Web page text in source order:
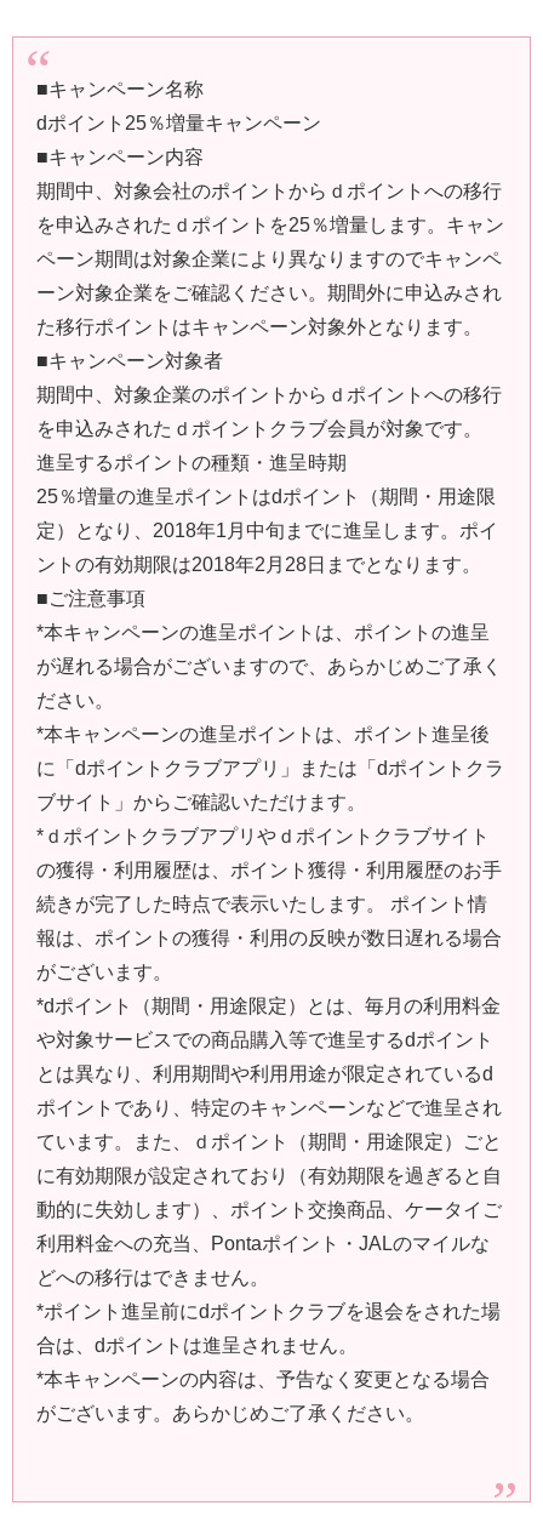
■キャンペーン名称
dポイント25％増量キャンペーン
■キャンペーン内容
期間中、対象会社のポイントからｄポイントへの移行
を申込みされたｄポイントを25％増量します。キャン
ペーン期間は対象企業により異なりますのでキャンペ
ーン対象企業をご確認ください。期間外に申込みされ
た移行ポイントはキャンペーン対象外となります。
■キャンペーン対象者
期間中、対象企業のポイントからｄポイントへの移行
を申込みされたｄポイントクラブ会員が対象です。
進呈するポイントの種類・進呈時期
25％増量の進呈ポイントはdポイント（期間・用途限
定）となり、2018年1月中旬までに進呈します。ポイ
ントの有効期限は2018年2月28日までとなります。
■ご注意事項
*本キャンペーンの進呈ポイントは、ポイントの進呈
が遅れる場合がございますので、あらかじめご了承く
ださい。
*本キャンペーンの進呈ポイントは、ポイント進呈後
に「dポイントクラブアプリ」または「dポイントクラ
ブサイト」からご確認いただけます。
*ｄポイントクラブアプリやｄポイントクラブサイト
の獲得・利用履歴は、ポイント獲得・利用履歴のお手
続きが完了した時点で表示いたします。 ポイント情
報は、ポイントの獲得・利用の反映が数日遅れる場合
がございます。
*dポイント（期間・用途限定）とは、毎月の利用料金
や対象サービスでの商品購入等で進呈するdポイント
とは異なり、利用期間や利用用途が限定されているd
ポイントであり、特定のキャンペーンなどで進呈され
ています。また、ｄポイント（期間・用途限定）ごと
に有効期限が設定されており（有効期限を過ぎると自
動的に失効します）、ポイント交換商品、ケータイご
利用料金への充当、Pontaポイント・JALのマイルな
どへの移行はできません。
*ポイント進呈前にdポイントクラブを退会をされた場
合は、dポイントは進呈されません。
*本キャンペーンの内容は、予告なく変更となる場合
がございます。あらかじめご了承ください。